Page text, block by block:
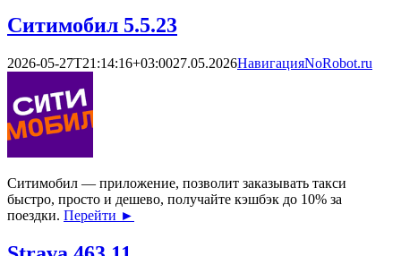
Ситимобил 5.5.23
2026-05-27T21:14:16+03:0027.05.2026НавигацияNoRobot.ru
Ситимобил — приложение, позволит заказывать такси
быстро, просто и дешево, получайте кэшбэк до 10% за
поездки. Перейти ►